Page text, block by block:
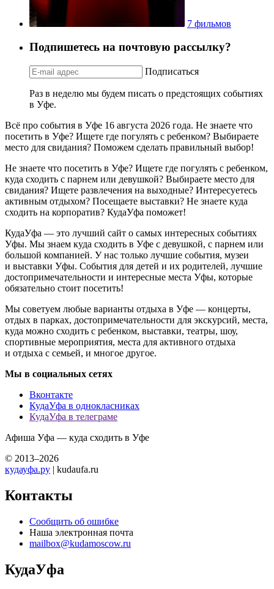
7 фильмов
Подпишетесь на почтовую рассылку?
Подписаться
Раз в неделю мы будем писать о предстоящих событиях
в Уфе.
Всё про события в Уфе 16 августа 2026 года. Не знаете что
посетить в Уфе? Ищете где погулять с ребенком? Выбираете
место для свидания? Поможем сделать правильный выбор!
Не знаете что посетить в Уфе? Ищете где погулять с ребенком,
куда сходить с парнем или девушкой? Выбираете место для
свидания? Ищете развлечения на выходные? Интересуетесь
активным отдыхом? Посещаете выставки? Не знаете куда
сходить на корпоратив? КудаУфа поможет!
КудаУфа — это лучший сайт о самых интересных событиях
Уфы. Мы знаем куда сходить в Уфе с девушкой, с парнем или
большой компанией. У нас только лучшие события, музеи
и выставки Уфы. События для детей и их родителей, лучшие
достопримечательности и интересные места Уфы, которые
обязательно стоит посетить!
Мы советуем любые варианты отдыха в Уфе — концерты,
отдых в парках, достопримечательности для экскурсий, места,
куда можно сходить с ребенком, выставки, театры, шоу,
спортивные мероприятия, места для активного отдыха
и отдыха с семьей, и многое другое.
Мы в социальных сетях
Вконтакте
КудаУфа в однокласниках
КудаУфа в телеграме
Афиша Уфа — куда сходить в Уфе
© 2013–2026
кудауфа.ру | kudaufa.ru
Контакты
Сообщить об ошибке
Наша электронная почта
mailbox@kudamoscow.ru
КудаУфа